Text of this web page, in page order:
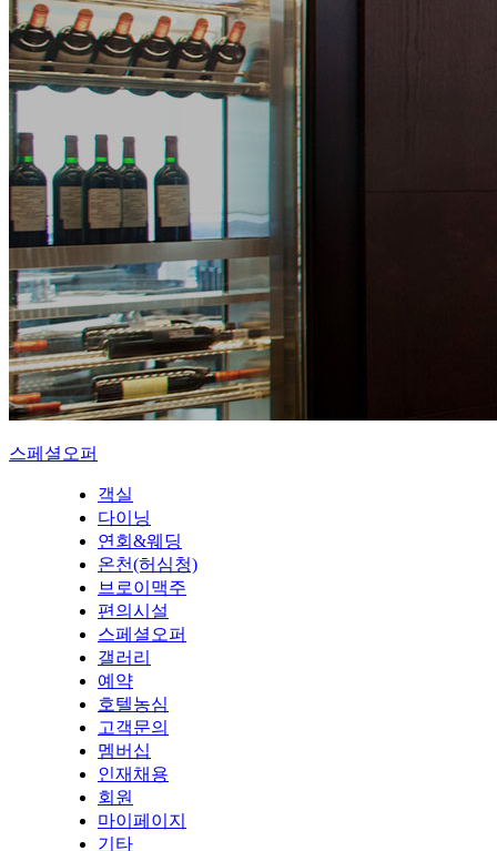
스페셜오퍼
객실
다이닝
연회&웨딩
온천(허심청)
브로이맥주
편의시설
스페셜오퍼
갤러리
예약
호텔농심
고객문의
멤버십
인재채용
회원
마이페이지
기타